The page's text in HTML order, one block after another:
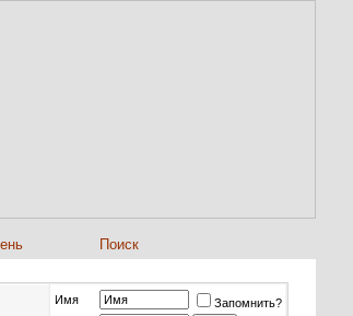
Поиск
Имя
Запомнить?